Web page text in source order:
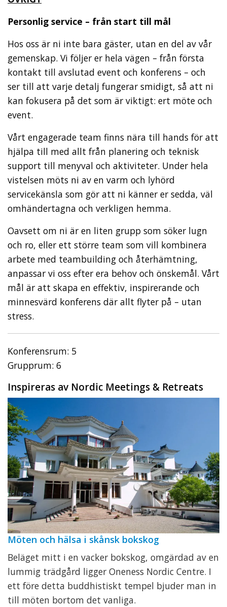
Personlig service – från start till mål
Hos oss är ni inte bara gäster, utan en del av vår
gemenskap. Vi följer er hela vägen – från första
kontakt till avslutad event och konferens – och
ser till att varje detalj fungerar smidigt, så att ni
kan fokusera på det som är viktigt: ert möte och
event.
Vårt engagerade team finns nära till hands för att
hjälpa till med allt från planering och teknisk
support till menyval och aktiviteter. Under hela
vistelsen möts ni av en varm och lyhörd
servicekänsla som gör att ni känner er sedda, väl
omhändertagna och verkligen hemma.
Oavsett om ni är en liten grupp som söker lugn
och ro, eller ett större team som vill kombinera
arbete med teambuilding och återhämtning,
anpassar vi oss efter era behov och önskemål. Vårt
mål är att skapa en effektiv, inspirerande och
minnesvärd konferens där allt flyter på – utan
stress.
Konferensrum: 5
Grupprum: 6
Inspireras av Nordic Meetings & Retreats
Möten och hälsa i skånsk bokskog
Beläget mitt i en vacker bokskog, omgärdad av en
lummig trädgård ligger Oneness Nordic Centre. I
ett före detta buddhistiskt tempel bjuder man in
till möten bortom det vanliga.